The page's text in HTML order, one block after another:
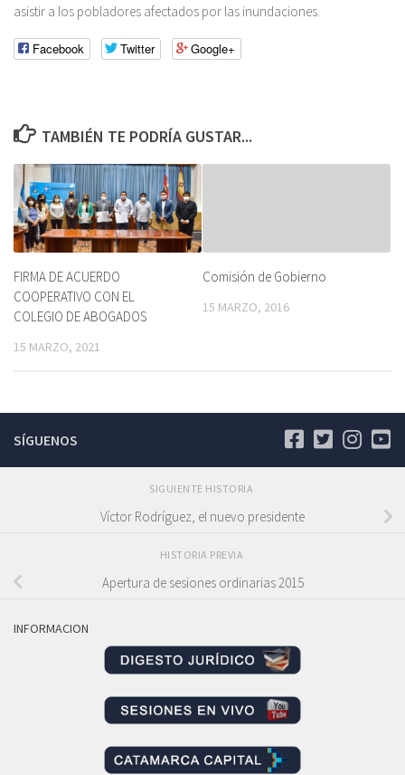
asistir a los pobladores afectados por las inundaciones.
Facebook Twitter Google+
TAMBIÉN TE PODRÍA GUSTAR...
FIRMA DE ACUERDO
COOPERATIVO CON EL
COLEGIO DE ABOGADOS
15 MARZO, 2021
Comisión de Gobierno
15 MARZO, 2016
SÍGUENOS
SIGUIENTE HISTORIA
Víctor Rodríguez, el nuevo presidente
HISTORIA PREVIA
Apertura de sesiones ordinarias 2015
INFORMACION